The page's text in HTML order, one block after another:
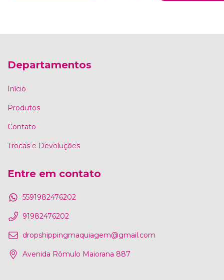
Departamentos
Início
Produtos
Contato
Trocas e Devoluções
Entre em contato
5591982476202
91982476202
dropshippingmaquiagem@gmail.com
Avenida Rômulo Maiorana 887